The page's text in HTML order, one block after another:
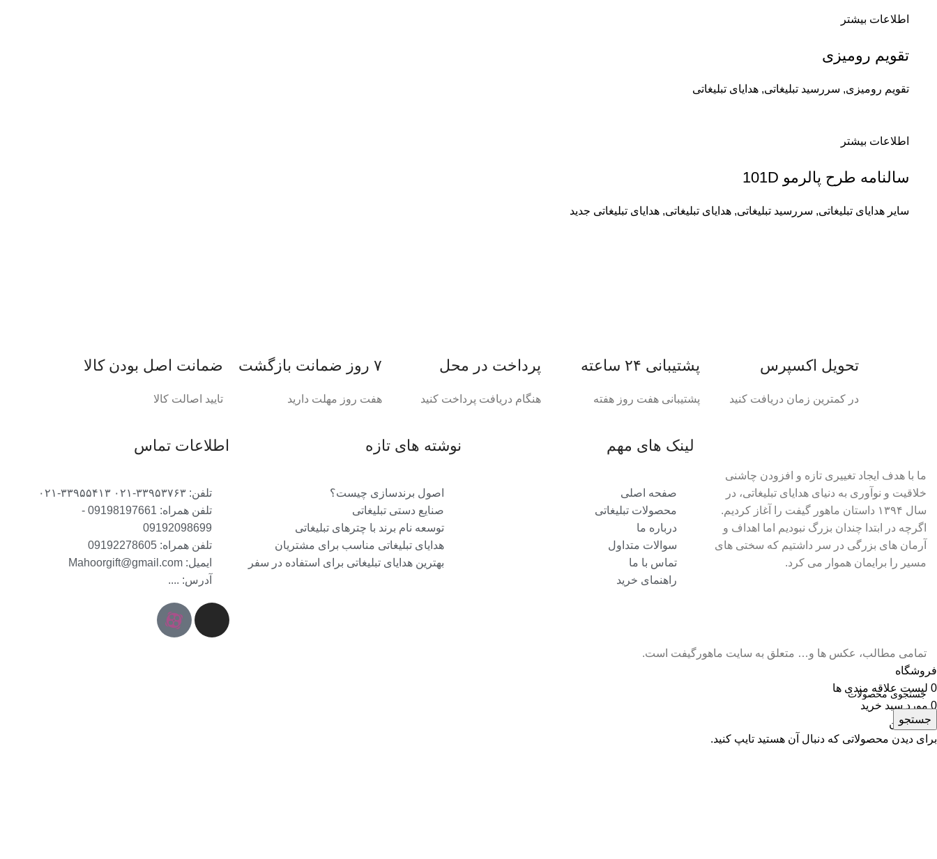
اطلاعات بیشتر
تقویم رومیزی
تقویم رومیزی, سررسید تبلیغاتی, هدایای تبلیغاتی
اطلاعات بیشتر
سالنامه طرح پالرمو 101D
سایر هدایای تبلیغاتی, سررسید تبلیغاتی, هدایای تبلیغاتی, هدایای تبلیغاتی جدید
تحویل اکسپرس
در کمترین زمان دریافت کنید
پشتیبانی ۲۴ ساعته
پشتیبانی هفت روز هفته
پرداخت در محل
هنگام دریافت پرداخت کنید
۷ روز ضمانت بازگشت
هفت روز مهلت دارید
ضمانت اصل‌ بودن کالا
تایید اصالت کالا
ما با هدف ایجاد تغییری تازه و افزودن چاشنی
خلاقیت و نوآوری به دنیای هدایای تبلیغاتی، در
سال ۱۳۹۴ داستان ماهور گیفت را آغاز کردیم.
اگرچه در ابتدا چندان بزرگ نبودیم اما اهداف و
آرمان های بزرگی در سر داشتیم که سختی های
مسیر را برایمان هموار می کرد.
لینک های مهم
صفحه اصلی
محصولات تبلیغاتی
درباره ما
سوالات متداول
تماس با ما
راهنمای خرید
نوشته های تازه
اصول برندسازی چیست؟
صنایع دستی تبلیغاتی
توسعه نام برند با چترهای تبلیغاتی
هدایای تبلیغاتی مناسب برای مشتریان
بهترین هدایای تبلیغاتی برای استفاده در سفر
اطلاعات تماس
تلفن: ۳۳۹۵۳۷۶۳-۰۲۱ ۳۳۹۵۵۴۱۳-۰۲۱
تلفن همراه: 09198197661 -
09192098699
تلفن همراه: 09192278605
ایمیل: Mahoorgift@gmail.com
آدرس: ....
تمامی مطالب، عکس ها و… متعلق به سایت ماهورگیفت است.
جستجو
برای دیدن محصولاتی که دنبال آن هستید تایپ کنید.
فروشگاه
0 لیست علاقه مندی ها
0 مورد سبد خرید
حساب من